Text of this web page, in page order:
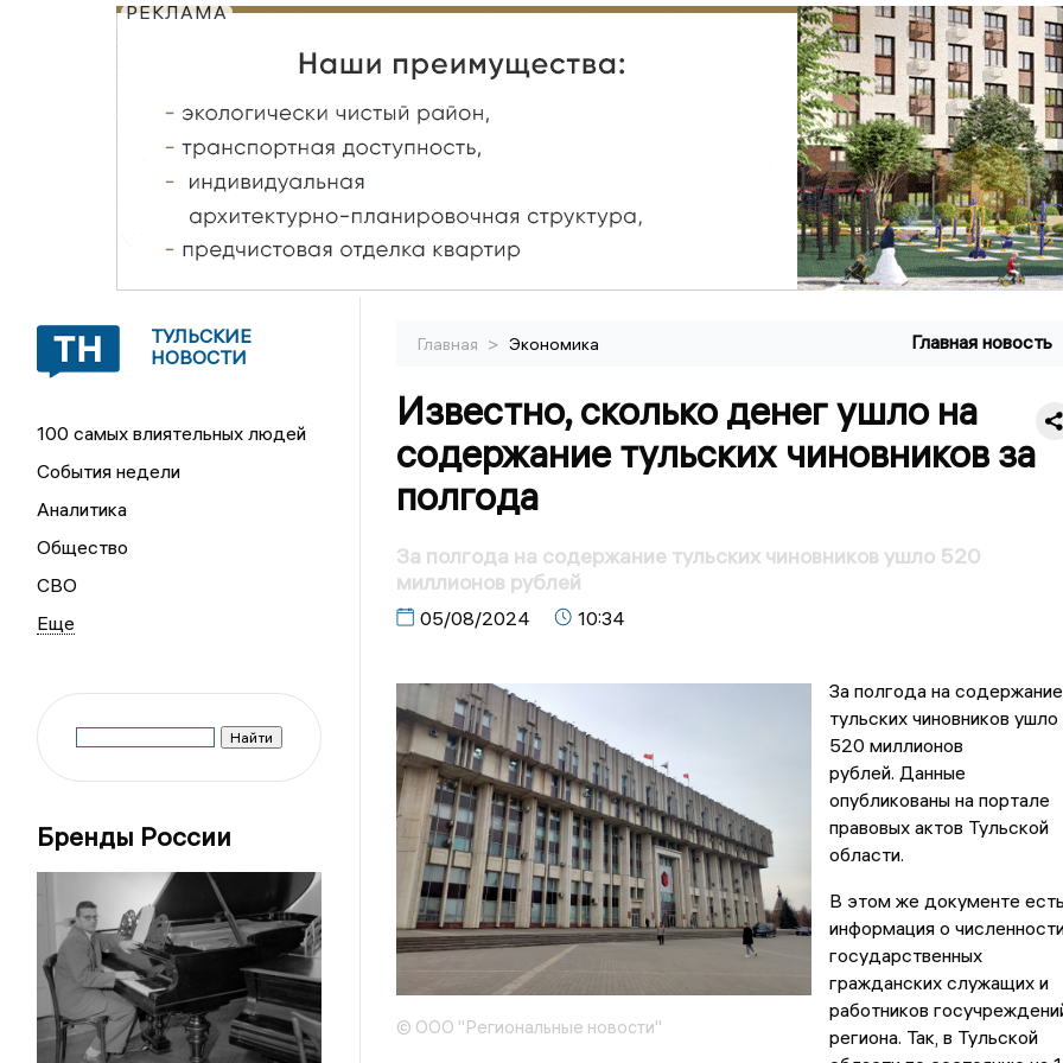
РЕКЛАМА
ТУЛЬСКИЕ
НОВОСТИ
100 самых влиятельных людей
События недели
Аналитика
Общество
СВО
Бренды России
Главная > Экономика Главная новость
Известно, сколько денег ушло на
содержание тульских чиновников за
полгода
За полгода на содержание тульских чиновников ушло 520
миллионов рублей
05/08/2024 10:34
© ООО "Региональные новости"
За полгода на содержание
тульских чиновников ушло
520 миллионов
рублей. Данные
опубликованы на портале
правовых актов Тульской
области.
В этом же документе есть
информация о
государственных
гражданских служащих и
работников
региона. Так, в Тульской